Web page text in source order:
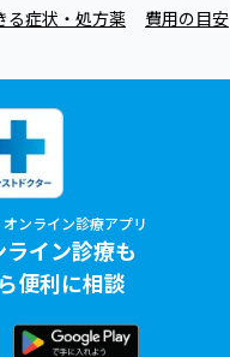
る症状・処方薬 費用の目安
ンライン診療アプリ
イン診療も
便利に相談